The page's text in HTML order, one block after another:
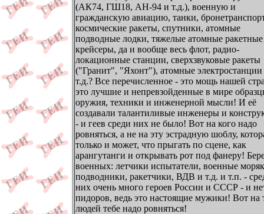
(АК74, ГШ18, АН-94 и т.д.), военную и
гражданскую авиацию, танки,
космические ракеты, спутники, атомные
подводные лодки, тяжелые атомные ракетные
крейсеры, да и вообще весь флот, радио-
локационные станции, сверхзвуковые ракеты
("Гранит", "Яхонт"), атомные
т.д.? Все перечисленное - это мощь нашей
это лучшие и непревзойденные в мире
оружия, техники и инженерной мысли! И её
создавали талантиливые инженеры и
- и геев среди них не было! Вот на кого надо
ровняться, а не на эту эстрадную шоблу,
только и может, что прыгать по сцене, как
арангутанги и открывать рот под фанеру!
военных: летчики испытатели, военные
подводники, ракетчики, ВДВ и т.д. и т.п. -
них очень много героев России и СССР - и
пидоров, ведь это настоящие мужики! Вот на
людей тебе надо ровняться!